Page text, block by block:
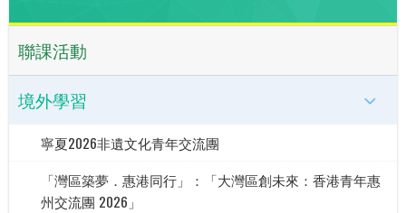
聯課活動
境外學習
寧夏2026非遺文化青年交流團
「灣區築夢．惠港同行」：「大灣區創未來：香港青年惠
州交流團 2026」